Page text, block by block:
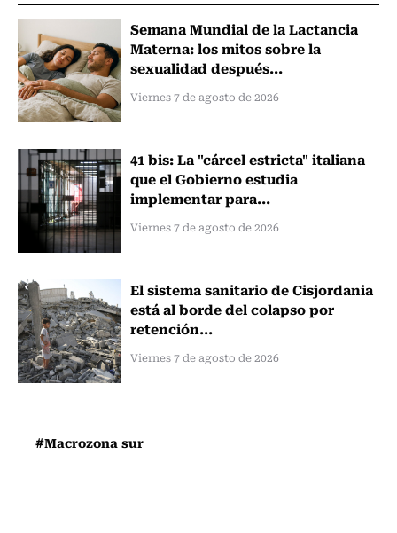
Semana Mundial de la Lactancia
Materna: los mitos sobre la
sexualidad después...
Viernes 7 de agosto de 2026
41 bis: La "cárcel estricta" italiana
que el Gobierno estudia
implementar para...
Viernes 7 de agosto de 2026
El sistema sanitario de Cisjordania
está al borde del colapso por
retención...
Viernes 7 de agosto de 2026
#Macrozona sur